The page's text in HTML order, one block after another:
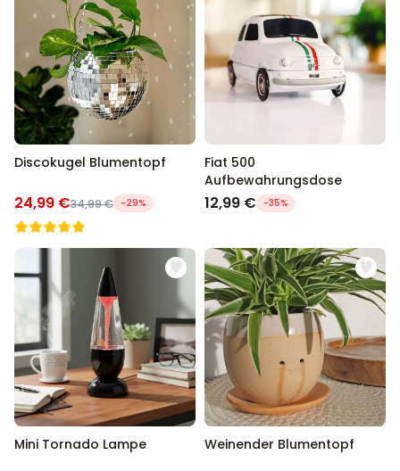
Personalisierbar
Personalisierbarer Bierkrug
mit Logo und Gesicht
über 68.600
mal gekauft
39,99 €
Personalisierbarer Pullover
mit deiner Zeichnung vorne
und hinten
49,99 €
Personalisierbar
Personalisierbares
Geschenkpapier mit Gesicht
über 16.800
mal gekauft
19,99 €
Discokugel Blumentopf
24,99 €34,99 € -29%
Fiat 500
Aufbewahrungsdose
12,99 € -35%
Mini Tornado Lampe Weinender Blumentopf